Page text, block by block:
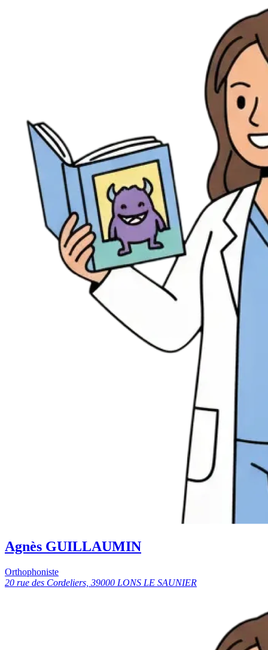
Agnès GUILLAUMIN
Orthophoniste
20 rue des Cordeliers, 39000 LONS LE SAUNIER